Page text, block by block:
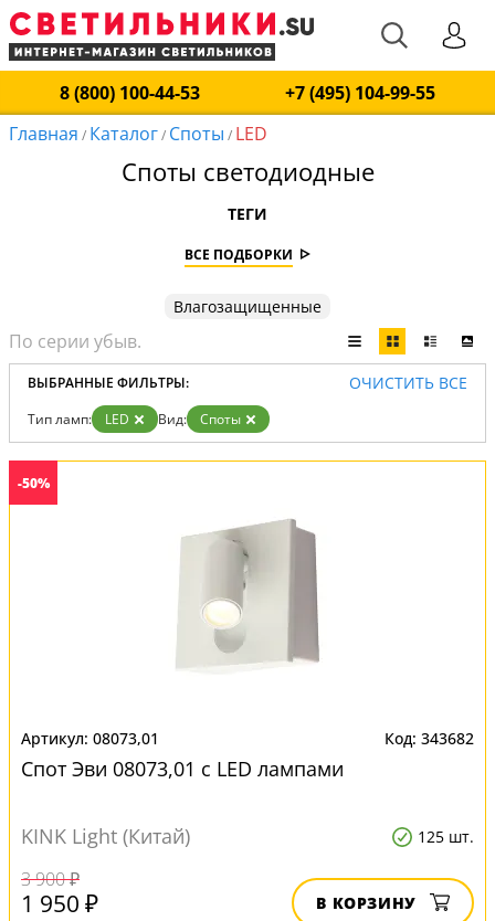
8 (800) 100-44-53
+7 (495) 104-99-55
Главная / Каталог/ Споты / LED
Споты светодиодные
ТЕГИ
ВСЕ ПОДБОРКИ
Влагозащищенные
ВЫБРАННЫЕ ФИЛЬТРЫ: ОЧИСТИТЬ ВСЕ
Тип ламп: LED Вид: Споты
-50%
08073,01 343682
Спот Эви 08073,01 с LED лампами
KINK Light (Китай) 125 шт.
3 900 ₽
1 950 ₽ В КОРЗИНУ